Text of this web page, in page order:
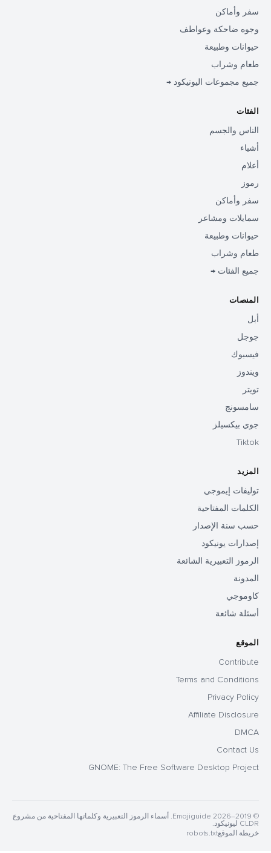
سفر وأماكن
وجوه ضاحكة وعواطف
حيوانات وطبيعة
طعام وشراب
جميع مجموعات اليونيكود →
الفئات
الناس والجسم
أشياء
أعلام
رموز
سفر وأماكن
سمايلات ومشاعر
حيوانات وطبيعة
طعام وشراب
جميع الفئات →
المنصات
أبل
جوجل
فيسبوك
ويندوز
تويتر
سامسونج
جوي بيكسيلز
Tiktok
المزيد
توليفات إيموجي
الكلمات المفتاحية
حسب سنة الإصدار
إصدارات يونيكود
الرموز التعبيرية الشائعة
المدونة
كاوموجي
أسئلة شائعة
الموقع
Contribute
Terms and Conditions
Privacy Policy
Affiliate Disclosure
DMCA
Contact Us
GNOME: The Free Software Desktop Project
© 2019–2026 Emojiguide. أسماء الرموز التعبيرية وكلماتها المفتاحية من مشروع
CLDR ليونيكود.
خريطة الموقعrobots.txt